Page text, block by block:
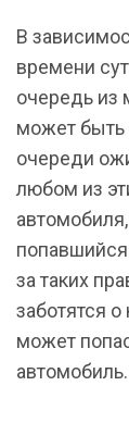
В
времени
очередь из
может быть
очереди
любом из
за таких
заботятся
может
автомобиль.